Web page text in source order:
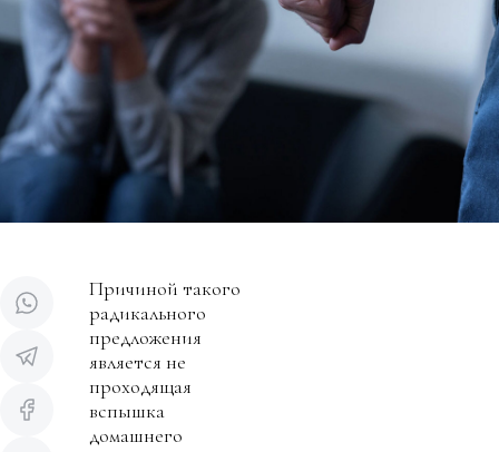
Причиной такого
радикального
предложения
является не
проходящая
вспышка
домашнего